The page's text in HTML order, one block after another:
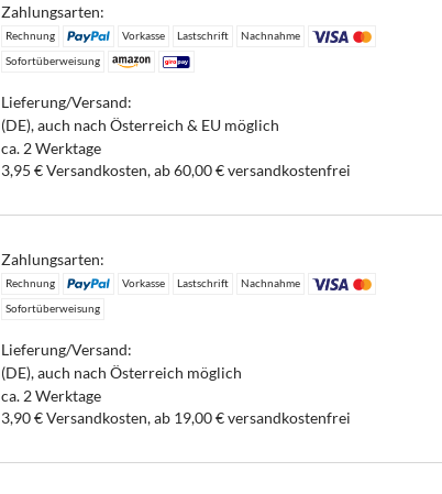
Zahlungsarten:
Rechnung Vorkasse Lastschrift
Nachnahme
Sofortüberweisung
Lieferung/Versand:
(DE), auch nach Österreich & EU möglich
ca. 2 Werktage
3,95 € Versandkosten, ab 60,00 € versandkostenfrei
Zahlungsarten:
Rechnung Vorkasse Lastschrift
Nachnahme
Sofortüberweisung
Lieferung/Versand:
(DE), auch nach Österreich möglich
ca. 2 Werktage
3,90 € Versandkosten, ab 19,00 € versandkostenfrei